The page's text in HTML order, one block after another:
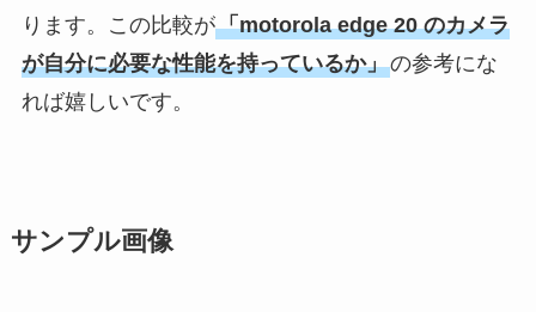
ります。この比較が「motorola edge 20 のカメラ
が自分に必要な性能を持っているか」の参考にな
れば嬉しいです。
サンプル画像